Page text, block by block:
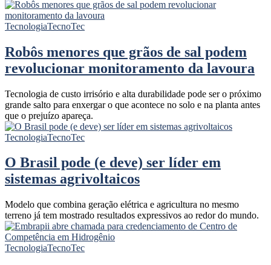
TecnologiaTecnoTec
Robôs menores que grãos de sal podem
revolucionar monitoramento da lavoura
Tecnologia de custo irrisório e alta durabilidade pode ser o próximo
grande salto para enxergar o que acontece no solo e na planta antes
que o prejuízo apareça.
TecnologiaTecnoTec
O Brasil pode (e deve) ser líder em
sistemas agrivoltaicos
Modelo que combina geração elétrica e agricultura no mesmo
terreno já tem mostrado resultados expressivos ao redor do mundo.
TecnologiaTecnoTec